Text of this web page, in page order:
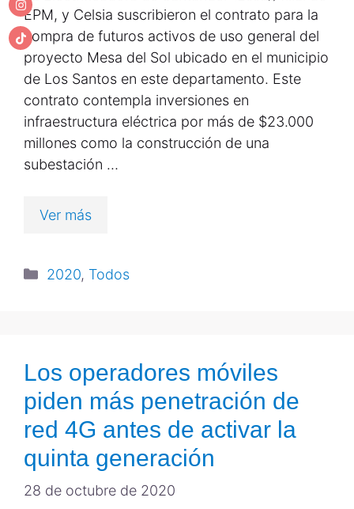
EPM, y Celsia suscribieron el contrato para la
compra de futuros activos de uso general del
proyecto Mesa del Sol ubicado en el municipio
de Los Santos en este departamento. Este
contrato contempla inversiones en
infraestructura eléctrica por más de $23.000
millones como la construcción de una
subestación …
Ver más
2020, Todos
Los operadores móviles
piden más penetración de
red 4G antes de activar la
quinta generación
28 de octubre de 2020